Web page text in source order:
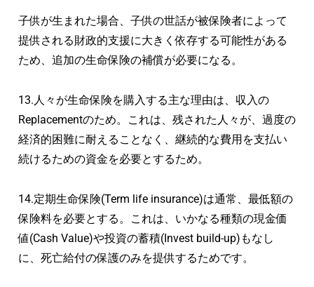
子供が生まれた場合、子供の世話が被保険者によって
提供される財政的支援に大きく依存する可能性がある
ため、追加の生命保険の補償が必要になる。
13.人々が生命保険を購入する主な理由は、収入の
Replacementのため。これは、残された人々が、過度の
経済的困難に耐えることなく、継続的な費用を支払い
続けるための資金を必要とするため。
14.定期生命保険(Term life insurance)は通常、最低額の
保険料を必要とする。これは、いかなる種類の現金価
値(Cash Value)や投資の蓄積(Invest build-up)もなし
に、死亡給付の保護のみを提供するためです。